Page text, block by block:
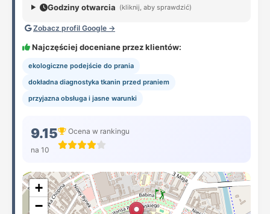
Godziny otwarcia (kliknij, aby sprawdzić)
Zobacz profil Google →
Najczęściej doceniane przez klientów:
ekologiczne podejście do prania
dokładna diagnostyka tkanin przed praniem
przyjazna obsługa i jasne warunki
9.15
na 10
Ocena w rankingu
+
−